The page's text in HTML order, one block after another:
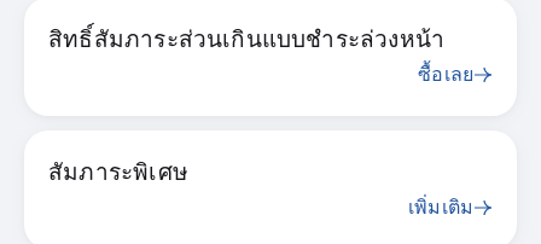
สิทธิ์สัมภาระส่วนเกินแบบชำระล่วงหน้า
ซื้อเลย
สัมภาระพิเศษ
เพิ่มเติม